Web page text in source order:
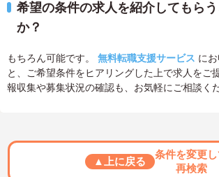
希望の条件の求人を紹介してもら
か？
もちろん可能です。 無料転職支援サービス に
と、ご希望条件をヒアリングした上で求人をご
報収集や募集状況の確認も、お気軽にご相談く
▲上に戻る
条件を変更し
再検索